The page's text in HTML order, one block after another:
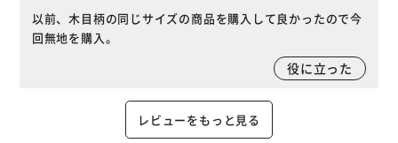
以前、木目柄の同じサイズの商品を購入して良かったので今
回無地を購入。
役に立った
レビューをもっと見る